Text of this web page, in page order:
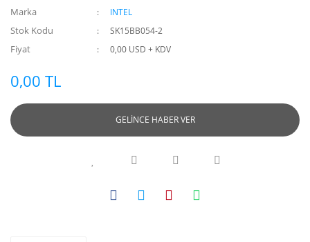
Marka INTEL
Stok Kodu SK15BB054-2
Fiyat 0,00 USD + KDV
0,00 TL
GELİNCE HABER VER